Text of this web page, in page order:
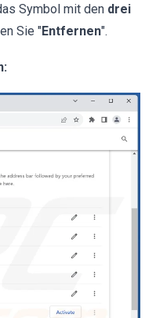
Symbol mit den drei
Sie "Entfernen".